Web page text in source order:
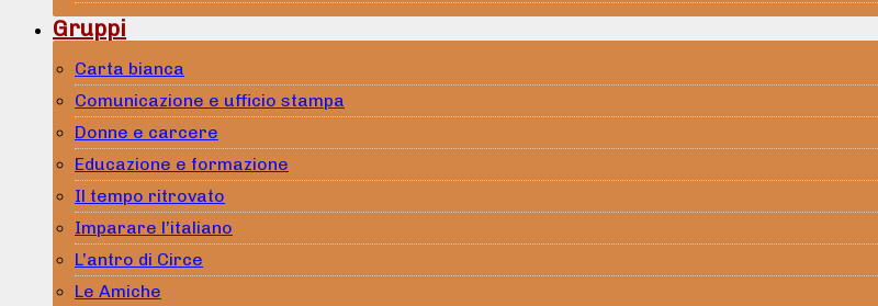
Gruppi
Carta bianca
Comunicazione e ufficio stampa
Donne e carcere
Educazione e formazione
Il tempo ritrovato
Imparare l’italiano
L’antro di Circe
Le Amiche